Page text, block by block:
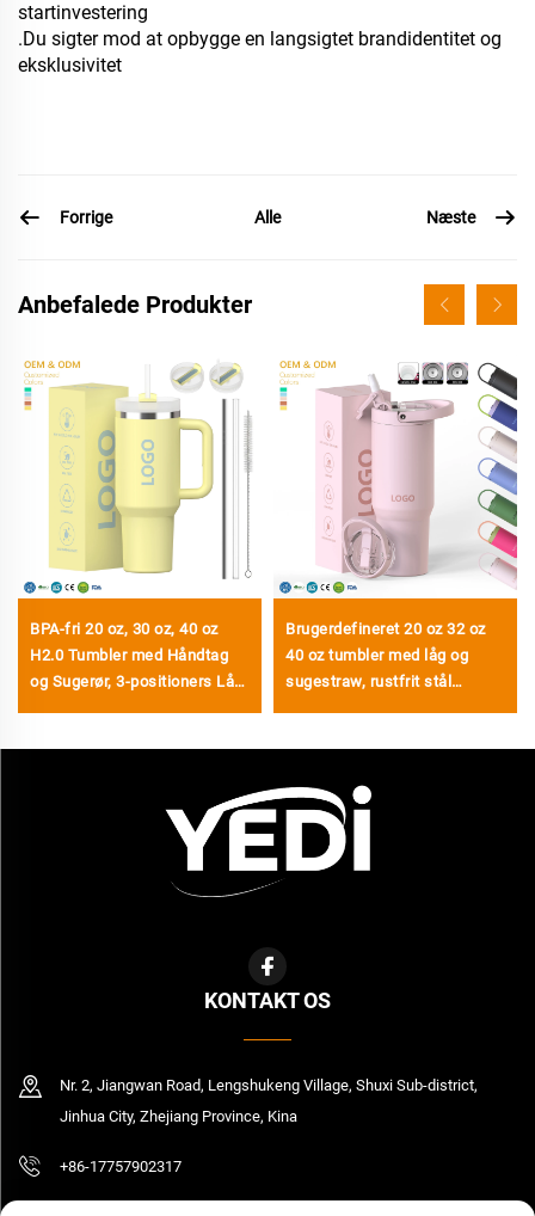
startinvestering
.Du sigter mod at opbygge en langsigtet brandidentitet og
eksklusivitet
Forrige Alle Næste
Anbefalede Produkter
BPA-fri 20 oz, 30 oz, 40 oz
H2.0 Tumbler med Håndtag
og Sugerør, 3-positioners Låg
Brugerdefineret 20 oz 32 oz
40 oz tumbler med låg og
sugestraw, rustfrit stål
KONTAKT OS
Nr. 2, Jiangwan Road, Lengshukeng Village, Shuxi Sub-district,
Jinhua City, Zhejiang Province, Kina
+86-17757902317